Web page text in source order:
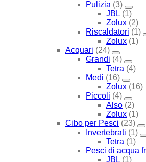
Pulizia (3)
JBL (1)
Zolux (2)
Riscaldatori (1)
Zolux (1)
Acquari (24)
Grandi (4)
Tetra (4)
Medi (16)
Zolux (16)
Piccoli (4)
Also (2)
Zolux (1)
Cibo per Pesci (23)
Invertebrati (1)
Tetra (1)
Pesci di acqua
JBL (1)